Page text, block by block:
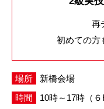
再
初めての方
場所
新橋会場
時間
10時～17時（６